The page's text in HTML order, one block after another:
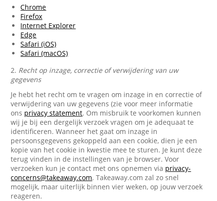
Chrome
Firefox
Internet Explorer
Edge
Safari (iOS)
Safari (macOS)
2. Recht op inzage, correctie of verwijdering van uw
gegevens
Je hebt het recht om te vragen om inzage in en correctie of
verwijdering van uw gegevens (zie voor meer informatie
ons privacy statement. Om misbruik te voorkomen kunnen
wij je bij een dergelijk verzoek vragen om je adequaat te
identificeren. Wanneer het gaat om inzage in
persoonsgegevens gekoppeld aan een cookie, dien je een
kopie van het cookie in kwestie mee te sturen. Je kunt deze
terug vinden in de instellingen van je browser. Voor
verzoeken kun je contact met ons opnemen via privacy-
concerns@takeaway.com. Takeaway.com zal zo snel
mogelijk, maar uiterlijk binnen vier weken, op jouw verzoek
reageren.